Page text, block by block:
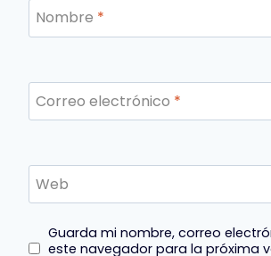
Nombre *
Correo electrónico *
Web
Guarda mi nombre, correo
este navegador para la próxima